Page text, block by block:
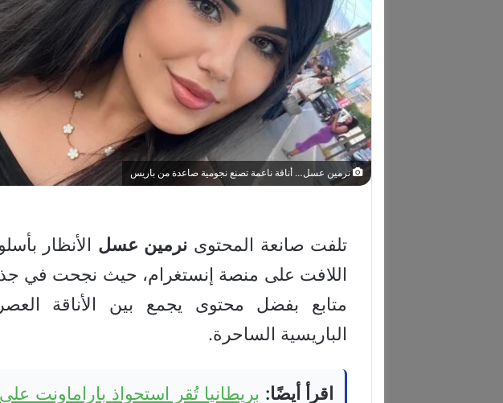
نرمين عسل… أناقة ناعمة تصنع نجومية صاعدة من باريس
تلفت صانعة المحتوى نرمين عسل الأنظار
متابع بفضل محتوى يجمع بين الأناقة
الباريسية الساحرة.
اقرأ أيضًا: بريطانيا تُقر استحواذ باراماونت